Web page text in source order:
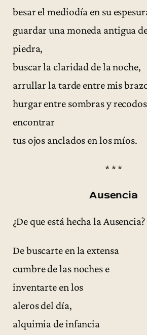
besar el mediodía en su
guardar una moneda antigua
piedra,
buscar la claridad de la noche,
arrullar la tarde entre mis
hurgar entre sombras y
encontrar
tus ojos anclados en los míos.
* * *
Ausencia
¿De que está hecha la Ausencia?
De buscarte en la extensa
cumbre de las noches e
inventarte en los
aleros del día,
alquimia de infancia